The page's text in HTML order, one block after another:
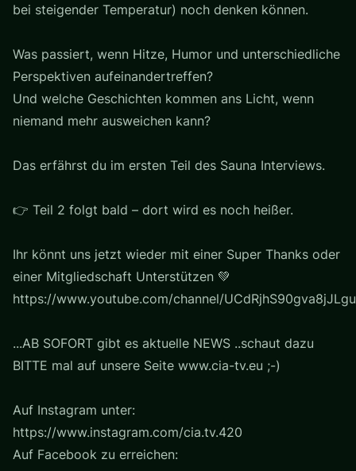
bei steigender Temperatur) noch denken können.
Was passiert, wenn Hitze, Humor und unterschiedliche
Perspektiven aufeinandertreffen?
Und welche Geschichten kommen ans Licht, wenn
niemand mehr ausweichen kann?
Das erfährst du im ersten Teil des Sauna Interviews.
👉 Teil 2 folgt bald – dort wird es noch heißer.
Ihr könnt uns jetzt wieder mit einer Super Thanks oder
einer Mitgliedschaft Unterstützen 💚
https://www.youtube.com/channel/
...AB SOFORT gibt es aktuelle NEWS ..schaut dazu
BITTE mal auf unsere Seite www.cia-tv.eu ;-)
Auf Instagram unter:
https://www.instagram.com/cia.tv.420
Auf Facebook zu erreichen: